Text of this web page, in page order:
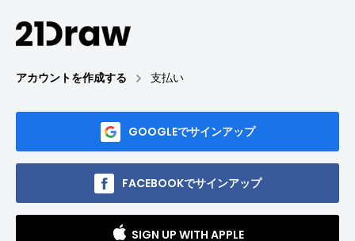
アカウントを作成する 支払い
GOOGLEでサインアップ
FACEBOOKでサインアップ
SIGN UP WITH APPLE